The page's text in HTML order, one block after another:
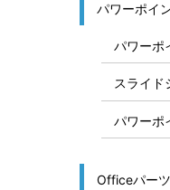
パワーポイ
パワーポ
スライド
パワーポ
Officeパー